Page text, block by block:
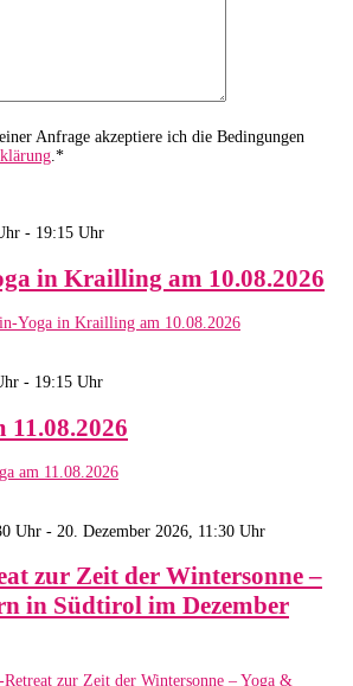
Anfrage akzeptiere ich die Bedingungen
.*
- 19:15 Uhr
in Krailling am 10.08.2026
- 19:15 Uhr
11.08.2026
Uhr - 20. Dezember 2026, 11:30 Uhr
zur Zeit der Wintersonne –
in Südtirol im Dezember